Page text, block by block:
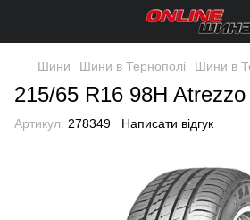
Шини Шини в Тернополі Шини в
215/65 R16 98H
Артикул: 278349 Написати відгук